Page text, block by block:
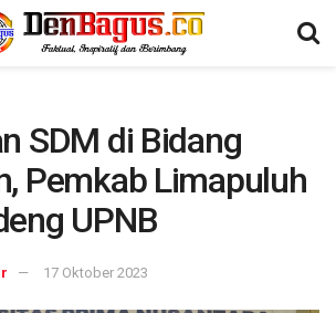
SDM di Bidang
Pemkab Limapuluh
UPNB
17 Oktober 2023